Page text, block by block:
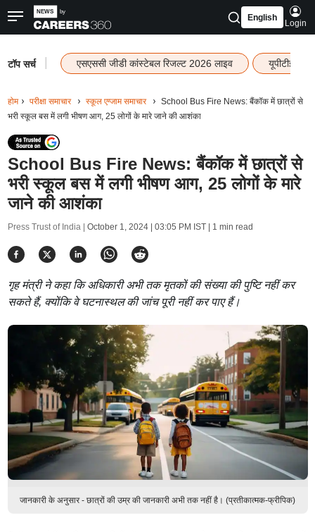
English
Login
टॉप सर्च एसएससी जीडी कांस्टेबल रिजल्ट 2026 लाइव यूपीटीईटी
होम परीक्षा समाचार स्कूल एग्जाम समाचार
School Bus Fire News: बैंकॉक में छात्रों से
भरी स्कूल बस में लगी भीषण आग, 25 लोगों के मारे जाने की आशंका
School Bus Fire News: बैंकॉक में छात्रों से
भरी स्कूल बस में लगी भीषण आग, 25 लोगों के मारे
जाने की आशंका
Press Trust of India | October 1, 2024 | 03:05 PM IST| 1 min read
गृह मंत्री ने कहा कि अधिकारी अभी तक मृतकों की संख्या की पुष्टि नहीं कर
सकते हैं, क्योंकि वे घटनास्थल की जांच पूरी नहीं कर पाए हैं।
जानकारी के अनुसार - छात्रों की उम्र की जानकारी अभी तक नहीं है। (प्रतीकात्मक-फ्रीपिक)